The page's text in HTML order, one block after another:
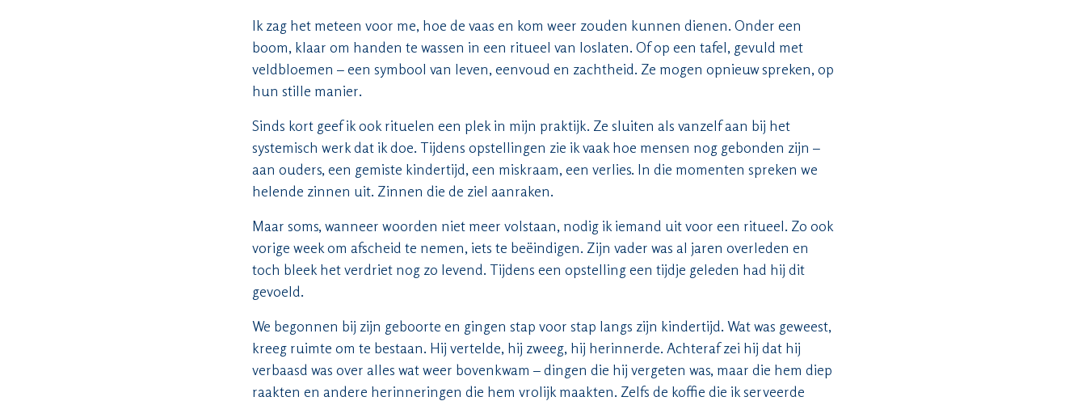
Ik zag het meteen voor me, hoe de vaas en kom weer zouden kunnen dienen. Onder een
boom, klaar om handen te wassen in een ritueel van loslaten. Of op een tafel, gevuld met
veldbloemen – een symbool van leven, eenvoud en zachtheid. Ze mogen opnieuw spreken, op
hun stille manier.
Sinds kort geef ik ook rituelen een plek in mijn praktijk. Ze sluiten als vanzelf aan bij het
systemisch werk dat ik doe. Tijdens opstellingen zie ik vaak hoe mensen nog gebonden zijn –
aan ouders, een gemiste kindertijd, een miskraam, een verlies. In die momenten spreken we
helende zinnen uit. Zinnen die de ziel aanraken.
Maar soms, wanneer woorden niet meer volstaan, nodig ik iemand uit voor een ritueel. Zo ook
vorige week om afscheid te nemen, iets te beëindigen. Zijn vader was al jaren overleden en
toch bleek het verdriet nog zo levend. Tijdens een opstelling een tijdje geleden had hij dit
gevoeld.
We begonnen bij zijn geboorte en gingen stap voor stap langs zijn kindertijd. Wat was geweest,
kreeg ruimte om te bestaan. Hij vertelde, hij zweeg, hij herinnerde. Achteraf zei hij dat hij
verbaasd was over alles wat weer bovenkwam – dingen die hij vergeten was, maar die hem diep
raakten en andere herinneringen die hem vrolijk maakten. Zelfs de koffie die ik serveerde